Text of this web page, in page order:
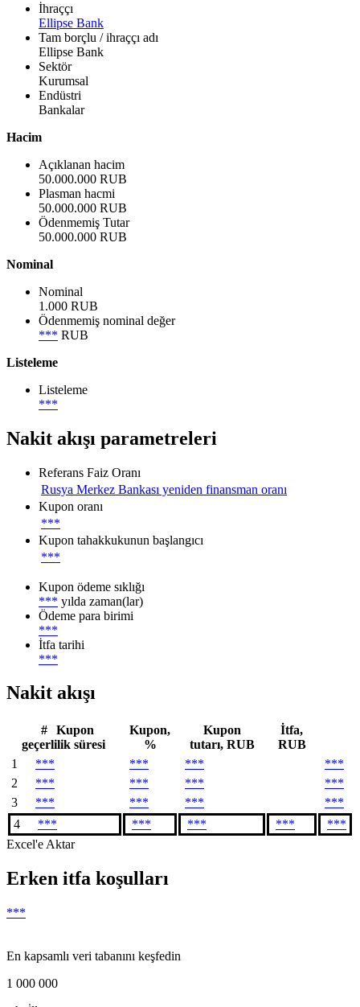
İhraççı
Ellipse Bank
Tam borçlu / ihraççı adı
Ellipse Bank
Sektör
Kurumsal
Endüstri
Bankalar
Hacim
Açıklanan hacim
50.000.000 RUB
Plasman hacmi
50.000.000 RUB
Ödenmemiş Tutar
50.000.000 RUB
Nominal
Nominal
1.000 RUB
Ödenmemiş nominal değer
*** RUB
Listeleme
Listeleme
***
Nakit akışı parametreleri
Referans Faiz Oranı
Rusya Merkez Bankası yeniden finansman oranı
Kupon oranı
***
Kupon tahakkukunun başlangıcı
***
Kupon ödeme sıklığı
*** yılda zaman(lar)
Ödeme para birimi
***
İtfa tarihi
***
Nakit akışı
#
Kupon
geçerlilik süresi
Kupon,
%
Kupon
tutarı, RUB
İtfa,
RUB
1
*** *** ***
***
2
*** *** ***
***
3
*** *** ***
***
4
*** *** *** ***
***
Excel'e Aktar
Erken itfa koşulları
***
En kapsamlı veri tabanını keşfedin
1 000 000